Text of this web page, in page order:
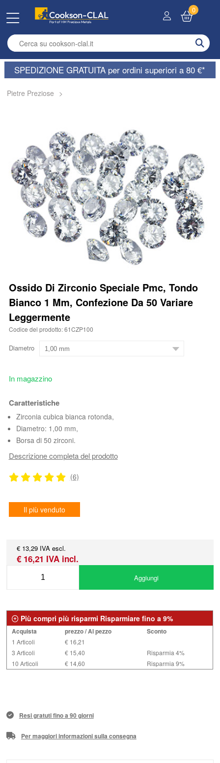
Enter search term
0
SPEDIZIONE GRATUITA per ordini superiori a 80 €*
Pietre Preziose >
Ossido Di Zirconio Speciale Pmc, Tondo
Bianco 1 Mm, Confezione Da 50 Variare
Leggermente
Codice del prodotto: 61CZP100
Diametro
In magazzino
Caratteristiche
Zirconia cubica bianca rotonda,
Diametro: 1,00 mm,
Borsa di 50 zirconi.
Descrizione completa del prodotto
(6)
Il più venduto
€ 13,29 IVA escl.
€ 16,21 IVA incl.
Aggiungi
Più compri più risparmi Risparmiare fino a 9%
Acquista prezzo / Al pezzo Sconto
1 Articoli
€ 16,21
3 Articoli
€ 15,40
Risparmia 4%
10 Articoli
€ 14,60 Risparmia 9%
Resi gratuti fino a 90 giorni
Per maggiori informazioni sulla consegna